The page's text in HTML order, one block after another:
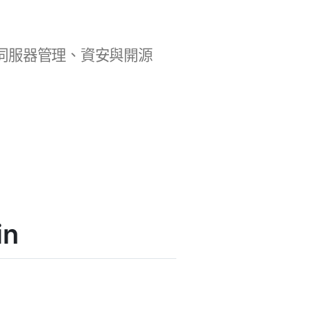
器管理、資安與開源